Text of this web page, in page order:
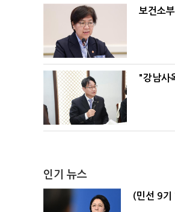
보건소
"강남사
인기 뉴스
(민선 9